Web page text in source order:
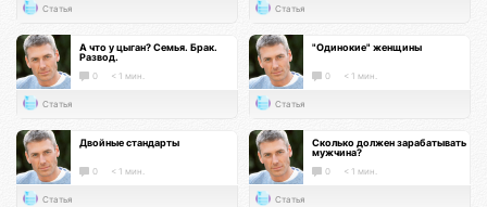
Статья Статья
А что у цыган? Семья. Брак.
Развод.
0 < 1 мин.
Статья
"Одинокие" женщины
0 < 1 мин.
Статья
Двойные стандарты
0 < 1 мин.
Статья
Сколько должен зарабатывать
мужчина?
0 < 1 мин.
Статья